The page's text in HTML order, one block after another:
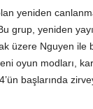
yeniden
grup, yeniden
üzere Nguyen ile
oyun modları,
başlarında